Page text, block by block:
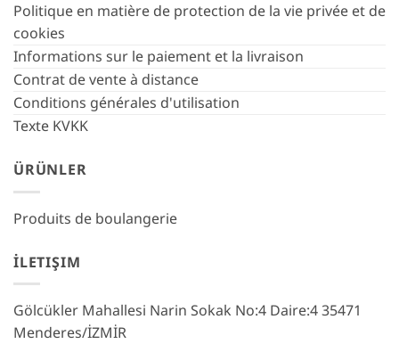
Politique en matière de protection de la vie privée et de
cookies
Informations sur le paiement et la livraison
Contrat de vente à distance
Conditions générales d'utilisation
Texte KVKK
ÜRÜNLER
Produits de boulangerie
İLETIŞIM
Gölcükler Mahallesi Narin Sokak No:4 Daire:4 35471
Menderes/İZMİR